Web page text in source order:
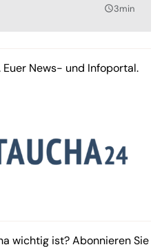
query_builder3min
Euer News- und Infoportal.
wichtig ist? Abonnieren Sie